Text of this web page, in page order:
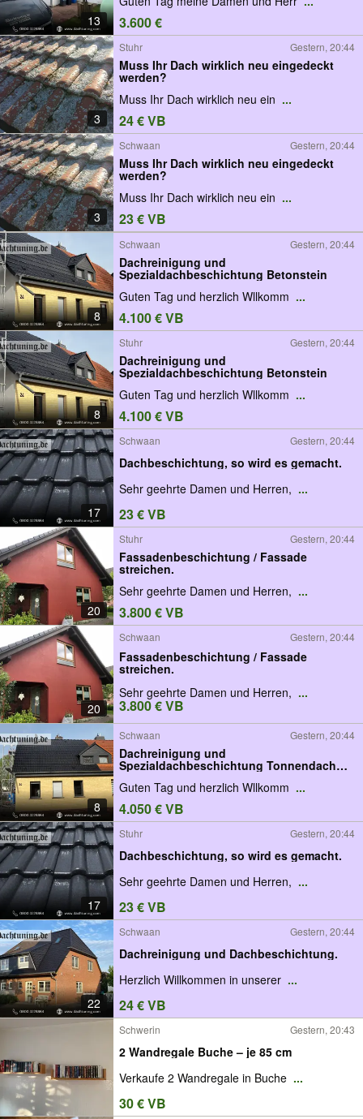
13 3.600 €
3
Stuhr Gestern, 20:44
Muss Ihr Dach wirklich neu eingedeckt
werden?
Muss Ihr Dach wirklich neu ein ...
24 € VB
3
Schwaan Gestern, 20:44
Muss Ihr Dach wirklich neu eingedeckt
werden?
Muss Ihr Dach wirklich neu ein ...
23 € VB
8
Schwaan Gestern, 20:44
Dachreinigung und
Spezialdachbeschichtung Betonstein
Guten Tag und herzlich Wllkomm ...
4.100 € VB
8
Stuhr Gestern, 20:44
Dachreinigung und
Spezialdachbeschichtung Betonstein
Guten Tag und herzlich Wllkomm ...
4.100 € VB
17
Schwaan Gestern, 20:44
Dachbeschichtung, so wird es gemacht.
Sehr geehrte Damen und Herren, ...
23 € VB
20
Stuhr Gestern, 20:44
Fassadenbeschichtung / Fassade
streichen.
Sehr geehrte Damen und Herren, ...
3.800 € VB
20
Schwaan Gestern, 20:44
Fassadenbeschichtung / Fassade
streichen.
Sehr geehrte Damen und Herren, ...
3.800 € VB
8
Schwaan Gestern, 20:44
Dachreinigung und
Spezialdachbeschichtung Tonnendach
Guten Tag und herzlich Wllkomm ...
4.050 € VB
17
Stuhr Gestern, 20:44
Dachbeschichtung, so wird es gemacht.
Sehr geehrte Damen und Herren, ...
23 € VB
22
Schwaan Gestern, 20:44
Dachreinigung und Dachbeschichtung.
Herzlich Willkommen in unserer ...
24 € VB
Schwerin Gestern, 20:43
2 Wandregale Buche – je 85 cm
Verkaufe 2 Wandregale in Buche ...
30 € VB